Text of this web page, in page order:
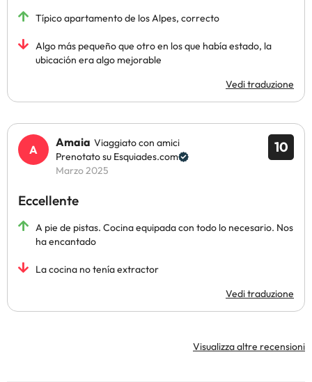
Típico apartamento de los Alpes, correcto
Algo más pequeño que otro en los que había estado, la
ubicación era algo mejorable
Vedi traduzione
10
Amaia Viaggiato con amici
Prenotato su Esquiades.com
Marzo 2025
Eccellente
A pie de pistas. Cocina equipada con todo lo necesario. Nos
ha encantado
La cocina no tenía extractor
Vedi traduzione
Visualizza altre recensioni